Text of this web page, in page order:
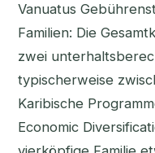
Vanuatus
Familien: Die
zwei
typischerweise
Karibische
Economic